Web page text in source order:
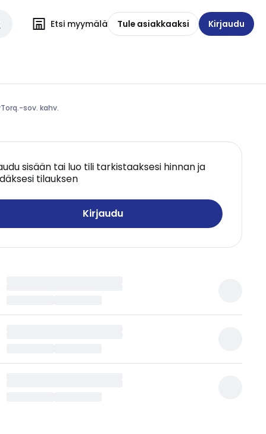
Etsi myymälä Tule asiakkaaksi Kirjaudu
sov. kahv.
sisään tai luo tili tarkistaaksesi hinnan ja
tilauksen
Kirjaudu